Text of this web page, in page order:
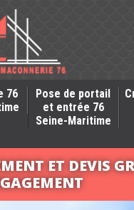
76
Pose de portail
et entrée 76
Seine-Maritime
ET DEVIS